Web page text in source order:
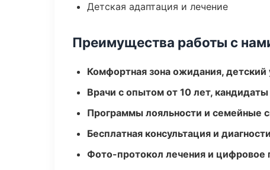
Детская адаптация и лечение
Преимущества работы с
Комфортная зона ожидания, детский
Врачи с опытом от 10 лет, кандидаты
Программы лояльности и семейные
Бесплатная консультация и
Фото-протокол лечения и цифровое